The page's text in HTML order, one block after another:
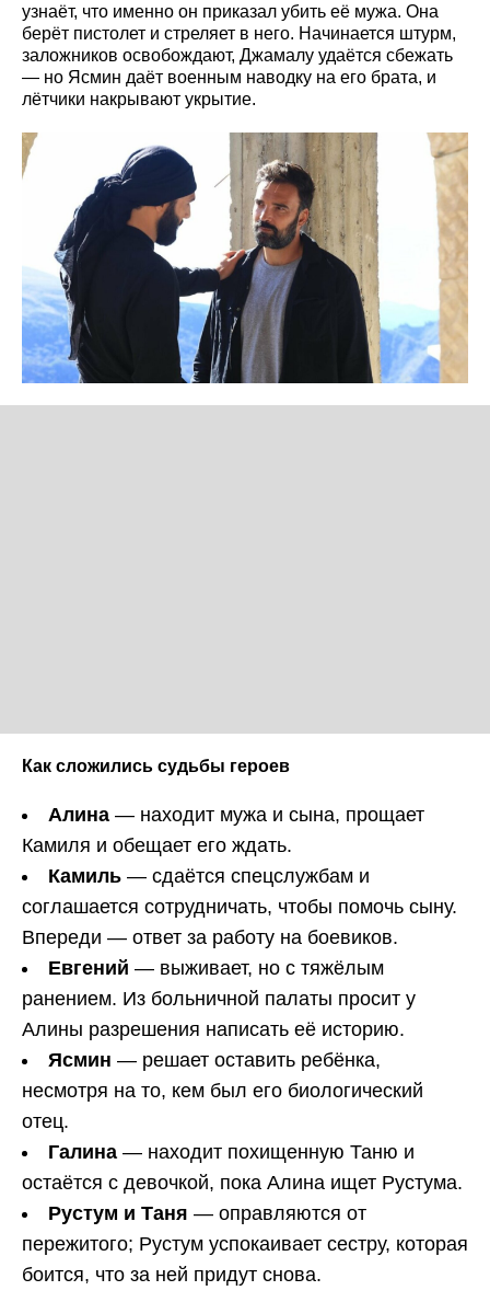
узнаёт, что именно он приказал убить её мужа. Она
берёт пистолет и стреляет в него. Начинается штурм,
заложников освобождают, Джамалу удаётся сбежать
— но Ясмин даёт военным наводку на его брата, и
лётчики накрывают укрытие.
Как сложились судьбы героев
Алина — находит мужа и сына, прощает
Камиля и обещает его ждать.
Камиль — сдаётся спецслужбам и
соглашается сотрудничать, чтобы помочь сыну.
Впереди — ответ за работу на боевиков.
Евгений — выживает, но с тяжёлым
ранением. Из больничной палаты просит у
Алины разрешения написать её историю.
Ясмин — решает оставить ребёнка,
несмотря на то, кем был его биологический
отец.
Галина — находит похищенную Таню и
остаётся с девочкой, пока Алина ищет Рустума.
Рустум и Таня — оправляются от
пережитого; Рустум успокаивает сестру, которая
боится, что за ней придут снова.